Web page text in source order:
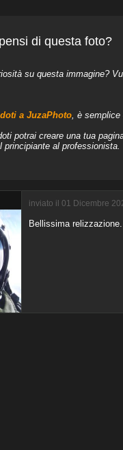
di questa foto?
su questa immagine?
a JuzaPhoto, è semplice
potrai creare una tua
principiante al professionista.
inviato il 01 Dicembre
Bellissima